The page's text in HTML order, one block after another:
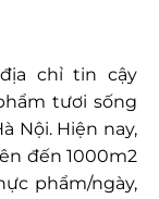
chỉ tin cậy
tươi sống
Nội. Hiện nay,
đến 1000m2
phẩm/ngày,